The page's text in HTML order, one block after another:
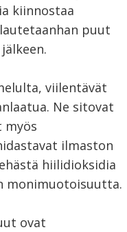
kiinnostaa
puut
viilentävät
Ne sitovat
myös
ilmaston
hiilidioksidia
monimuotoisuutta.
ovat